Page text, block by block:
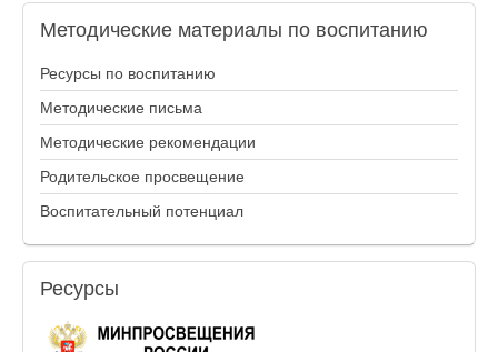
Методические материалы по воспитанию
Ресурсы по воспитанию
Методические письма
Методические рекомендации
Родительское просвещение
Воспитательный потенциал
Ресурсы